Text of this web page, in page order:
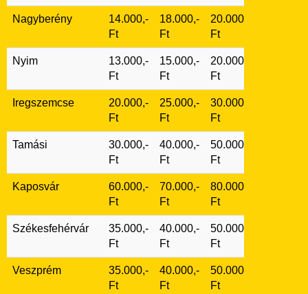
Nagyberény
14.000,-
Ft
18.000,-
Ft
20.000,-
Ft
Nyim
13.000,-
Ft
15.000,-
Ft
20.000,-
Ft
Iregszemcse
20.000,-
Ft
25.000,-
Ft
30.000,-
Ft
Tamási
30.000,-
Ft
40.000,-
Ft
50.000,-
Ft
Kaposvár
60.000,-
Ft
70.000,-
Ft
80.000,-
Ft
Székesfehérvár
35.000,-
Ft
40.000,-
Ft
50.000,-
Ft
Veszprém
35.000,-
Ft
40.000,-
Ft
50.000,-
Ft